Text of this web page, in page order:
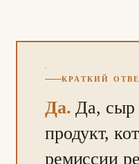
КРАТКИЙ
Да. Да, сыр
продукт,
ремиссии